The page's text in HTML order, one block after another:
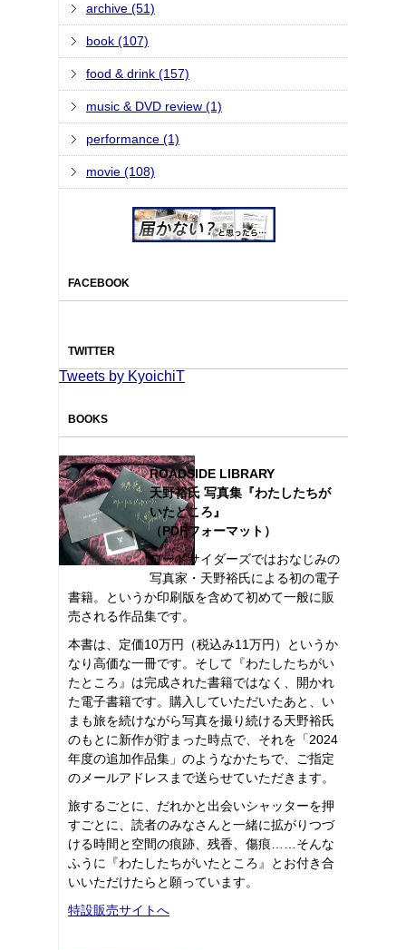
archive (51)
book (107)
food & drink (157)
music & DVD review (1)
performance (1)
movie (108)
FACEBOOK
TWITTER
Tweets by KyoichiT
BOOKS
ROADSIDE LIBRARY
天野裕氏 写真集『わたしたちが
いたところ』
（PDFフォーマット）
ロードサイダーズではおなじみの
写真家・天野裕氏による初の電子
書籍。というか印刷版を含めて初めて一般に販
売される作品集です。
本書は、定価10万円（税込み11万円）というか
なり高価な一冊です。そして『わたしたちがい
たところ』は完成された書籍ではなく、開かれ
た電子書籍です。購入していただいたあと、い
まも旅を続けながら写真を撮り続ける天野裕氏
のもとに新作が貯まった時点で、それを「2024
年度の追加作品集」のようなかたちで、ご指定
のメールアドレスまで送らせていただきます。
旅するごとに、だれかと出会いシャッターを押
すごとに、読者のみなさんと一緒に拡がりつづ
ける時間と空間の痕跡、残香、傷痕……そんな
ふうに『わたしたちがいたところ』とお付き合
いいただけたらと願っています。
特設販売サイトへ